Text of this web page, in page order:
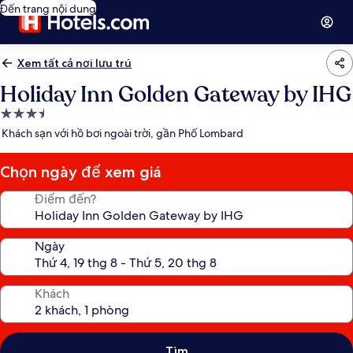
Đến trang nội dung
Xem tất cả nơi lưu trú
Holiday Inn Golden Gateway by IHG
Nơi
lưu
3.5
sao
Khách sạn với hồ bơi ngoài trời, gần Phố Lombard
Chọn ngày để xem giá
Điểm đến?
Ngày
Khách